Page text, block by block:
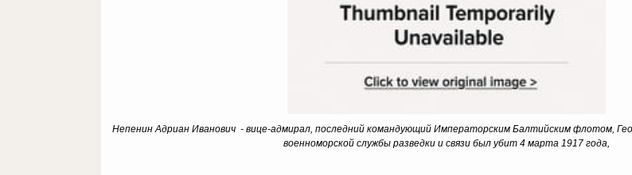
Непенин Адриан Иванович - вице-адмирал, последний командующий Императорским Балтийским флотом,
военноморской службы разведки и связи был убит 4 марта 1917 года,